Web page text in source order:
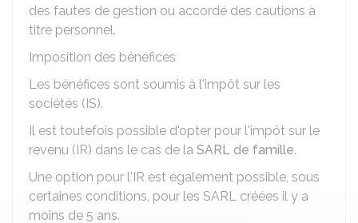
des fautes de gestion ou accordé des cautions à
titre personnel.
Imposition des bénéfices
Les bénéfices sont soumis à l'impôt sur les
sociétés (IS).
Il est toutefois possible d'opter pour l'impôt sur le
revenu (IR) dans le cas de la SARL de famille.
Une option pour l'IR est également possible, sous
certaines conditions, pour les SARL créées il y a
moins de 5 ans.